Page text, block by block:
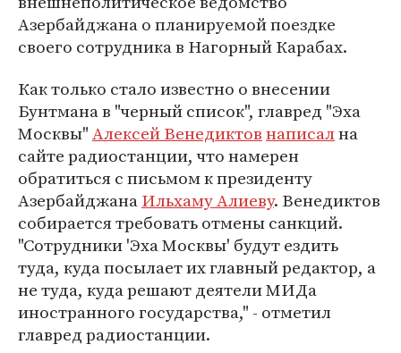
Азербайджана о планируемой поездке
своего сотрудника в Нагорный Карабах.
Как только стало известно о внесении
Бунтмана в "черный список", главред "Эха
Москвы"Алексей Венедиктовнаписална
сайте радиостанции, что намерен
обратиться с письмом к президенту
АзербайджанаИльхаму Алиеву. Венедиктов
собирается требовать отмены санкций.
"Сотрудники 'Эха Москвы' будут ездить
туда, куда посылает их главный редактор, а
не туда, куда решают деятели МИДа
иностранного государства," - отметил
главред радиостанции.